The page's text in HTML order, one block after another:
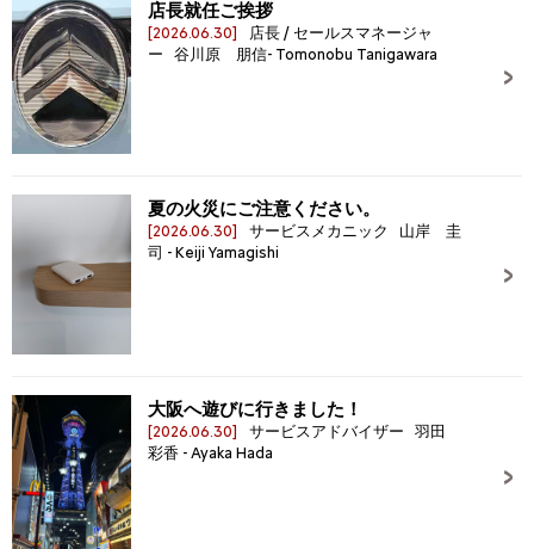
店長就任ご挨拶
[2026.06.30]
店長 / セールスマネージャ
ー 谷川原 朋信- Tomonobu Tanigawara
夏の火災にご注意ください。
[2026.06.30]
サービスメカニック 山岸 圭
司 - Keiji Yamagishi
大阪へ遊びに行きました！
[2026.06.30]
サービスアドバイザー 羽田
彩香 - Ayaka Hada